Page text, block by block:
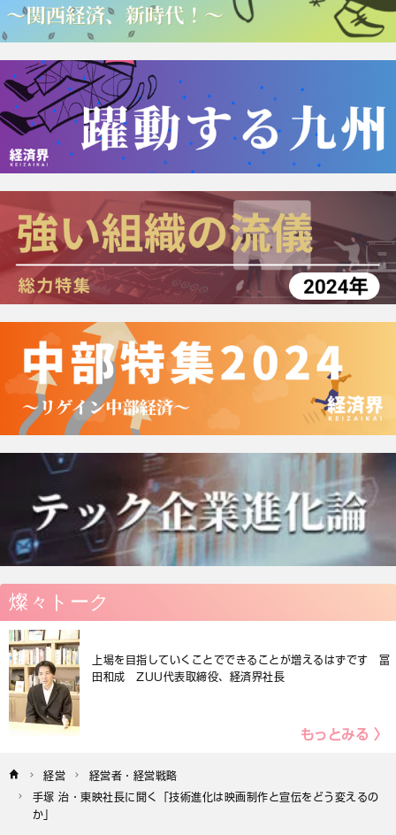
燦々トーク
上場を目指していくことでできることが増えるはずです 冨
田和成 ZUU代表取締役、経済界社長
もっとみる 〉
経営
経営者・経営戦略
手塚 治・東映社長に聞く「技術進化は映画制作と宣伝をどう変えるの
か」